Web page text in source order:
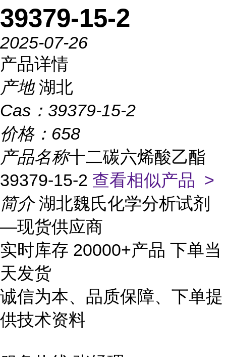
39379-15-2
2025-07-26
产品详情
产地 湖北
Cas： 39379-15-2
价格： 658
产品名称十二碳六烯酸乙酯
39379-15-2 查看相似产品 >
简介 湖北魏氏化学分析试剂
—现货供应商
实时库存 20000+产品 下单当
天发货
诚信为本、品质保障、下单提
供技术资料